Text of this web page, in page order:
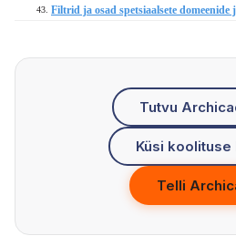
43. Filtrid ja osad spetsiaalsete
Tutvu
Küsi koolituse
Telli